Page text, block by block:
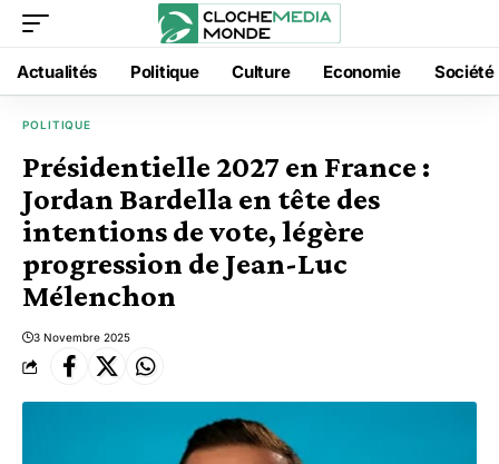
Actualités Politique Culture Economie Société
POLITIQUE
Présidentielle 2027 en France :
Jordan Bardella en tête des
intentions de vote, légère
progression de Jean-Luc
Mélenchon
3 Novembre 2025